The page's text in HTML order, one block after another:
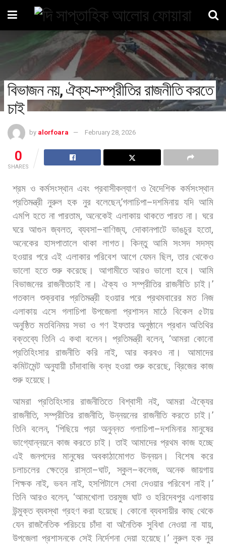
বিভাজন নয়, ঐক্য-সম্প্রীতির রাজনীতি করতে
চাই
by alorfoara February 28, 2026
0
SHARES
শ্রম ও কর্মসংস্থান এবং প্রবাসীকল্যাণ ও বৈদেশিক কর্মসংস্থান
প্রতিমন্ত্রী নুরুল হক নুর বলেছেন,’গলাচিপা–দশমিনায় যদি আমি
এমপি হতে না পারতাম,অনেকেই এলাকায় থাকতে পারত না। ঘরে
ঘরে আগুন জ্বলত,ব্যবসা–বাণিজ্য, দোকানপাটে ভাঙচুর হতো,
অনেকের হাসপাতালে থাকা লাগত। কিন্তু আমি সংসদ সদস্য
হওয়ার পরে এই এলাকার পরিবেশ আগে যেমন ছিল,তার থেকেও
ভালো হতে শুরু করেছে। আগামীতে আরও ভালো হবে।
আমি
বিভাজনের রাজনীতচাই না। ঐক্য ও সম্প্রীতির রাজনীতি চাই।’
গতকাল শুক্রবার প্রতিমন্ত্রী হওয়ার পরে প্রথমবারের মত নিজ
এলাকায় এসে গলাচিপা উপজেলা প্রশাসন মাঠে বিকেল ৫টায়
অনুষ্ঠিত মতবিনিময় সভা ও গণ ইফতার অনুষ্ঠানে প্রধান অতিথির
বক্তব্যে তিনি এ কথা বলেন। প্রতিমন্ত্রী বলেন, ‘আমরা কোনো
প্রতিহিংসার
রাজনীতি করি নাই, আর করবও না।
আমাদের
কমিটমেন্ট অনুযায়ী চাঁদাবাজি বন্ধ হওয়া শুরু করেছে, ব্রিজের কাজ
শুরু হয়েছে।
আমরা প্রতিহিংসার রাজনীতিতে বিশ্বাসী নই, আমরা ঐক্যের
রাজনীতি, সম্প্রীতির রাজনীতি,উন্নয়নের রাজনীতি করতে চাই।’
তিনি বলেন, ‘পিছিয়ে পড়া অনুন্নত গলাচিপা–দশমিনার মানুষের
ভাগ্যোন্নয়নে কাজ করতে চাই। তাই আমাদের প্রথম কাজ হচ্ছে
এই
জনপদের মানুষের অবকাঠামোগত উন্নয়ন। বিশেষ
করে
চলাচলের
ক্ষেত্রে রাস্তা–ঘাট,স্কুল–কলেজ, অনেক
জায়গায়
শিক্ষক নাই, ভবন নাই, হসপিটালে সেবা দেওয়ার পরিবেশ নাই।’
তিনি আরও বলেন, ‘আমখোলা তরমুজ ঘাট ও হরিদেবপুর এলাকায়
উন্মুক্ত ব্যবস্থা গ্রহণ করা হয়েছে। কোনো ব্যবসায়ীর কাছ থেকে
যেন রাজনৈতিক পরিচয়ে চাঁদা বা অনৈতিক সুবিধা নেওয়া না যায়,
উপজেলা প্রশাসনকে সেই নির্দেশনা দেয়া হয়েছে।’ নুরুল হক নুর